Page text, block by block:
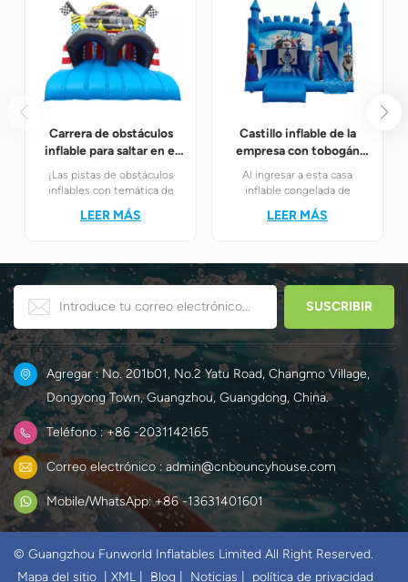
Carrera de obstáculos
inflable para saltar en el
patio trasero
¡Las pistas de obstáculos
inflables con temática de
carreras son sin duda la
mejor opción! Combinan a la
juego de obstáculos para
crear un mundo único y
LEER MÁS
Castillo inflable de la
empresa con tobogán
congelado
Al ingresar a esta casa
inflable congelada de
ensueño, los niños se
encontrarán
nieve de Elsa y Anna.
LEER MÁS
Agregar : No. 201b01, No.2 Yatu Road, Changmo Village,
Dongyong Town, Guangzhou, Guangdong, China.
Teléfono : +86 -2031142165
Correo electrónico : admin@cnbouncyhouse.com
Mobile/WhatsApp: +86 -13631401601
© Guangzhou Funworld Inflatables Limited All Right Reserved.
Mapa del sitio
XML Blog Noticias política de privacidad